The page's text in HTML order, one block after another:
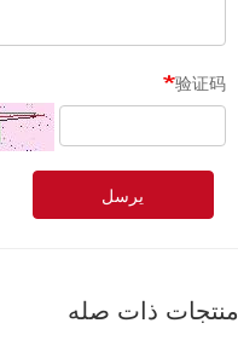
验证码
يرسل
منتجات ذات صله